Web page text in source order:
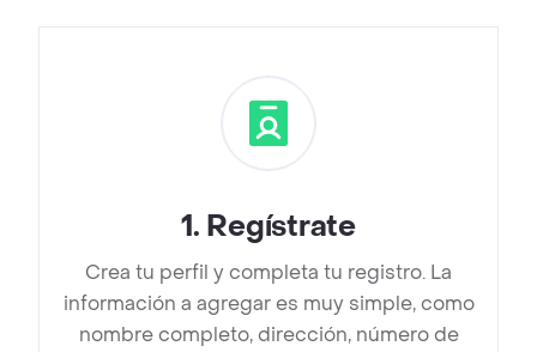
1. Regístrate
Crea tu perfil y completa tu registro. La
información a agregar es muy simple, como
nombre completo, dirección, número de